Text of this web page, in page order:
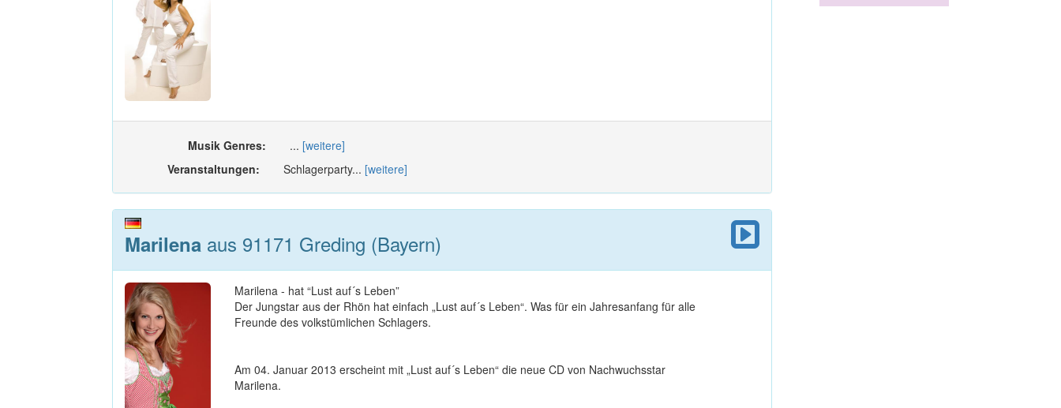
Musik Genres: ... [weitere]
Veranstaltungen:
Schlagerparty... [weitere]
Marilena aus 91171 Greding (Bayern)
Marilena - hat “Lust auf´s Leben”
Der Jungstar aus der Rhön hat einfach „Lust auf´s Leben“. Was für ein Jahresanfang für alle
Freunde des volkstümlichen Schlagers.
Am 04. Januar 2013 erscheint mit „Lust auf´s Leben“ die neue CD von Nachwuchsstar
Marilena.